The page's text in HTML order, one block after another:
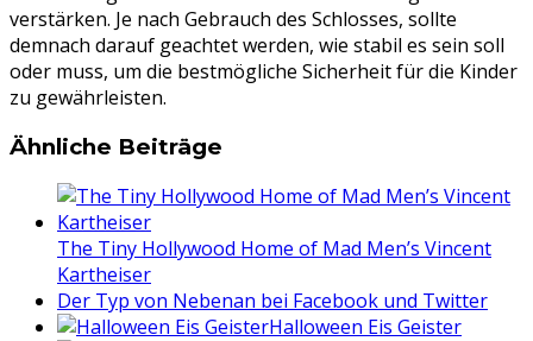
verstärken. Je nach Gebrauch des Schlosses, sollte
demnach darauf geachtet werden, wie stabil es sein soll
oder muss, um die bestmögliche Sicherheit für die Kinder
zu gewährleisten.
Ähnliche Beiträge
The Tiny Hollywood Home of Mad Men’s Vincent
Kartheiser
Der Typ von Nebenan bei Facebook und Twitter
Halloween Eis Geister